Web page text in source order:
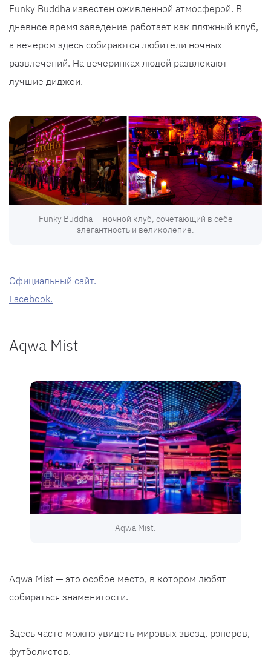
Funky Buddha известен оживленной атмосферой. В
дневное время заведение работает как пляжный клуб,
а вечером здесь собираются любители ночных
развлечений. На вечеринках людей развлекают
лучшие диджеи.
Funky Buddha — ночной клуб, сочетающий в себе
элегантность и великолепие.
Официальный сайт.
Facebook.
Aqwa Mist
Aqwa Mist.
Aqwa Mist — это особое место, в котором любят
собираться знаменитости.
Здесь часто можно увидеть мировых звезд, рэперов,
футболистов.